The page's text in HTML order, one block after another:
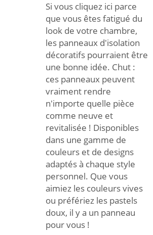
Si vous cliquez ici parce
que vous êtes fatigué du
look de votre chambre,
les panneaux d'isolation
décoratifs pourraient être
une bonne idée. Chut :
ces panneaux peuvent
vraiment rendre
n'importe quelle pièce
comme neuve et
revitalisée ! Disponibles
dans une gamme de
couleurs et de designs
adaptés à chaque style
personnel. Que vous
aimiez les couleurs vives
ou préfériez les pastels
doux, il y a un panneau
pour vous !